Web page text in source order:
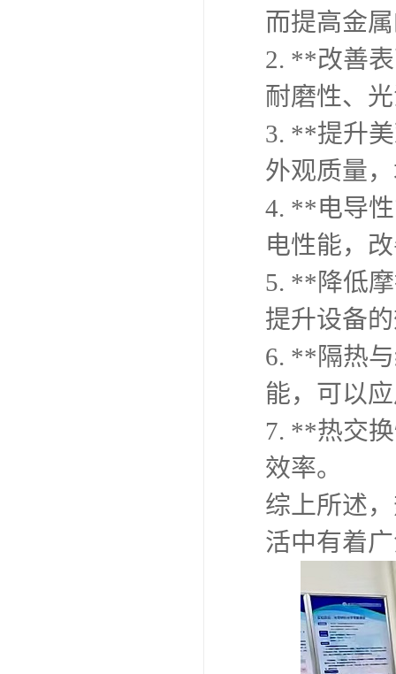
而提高金
2. **改善
耐磨性、
3. **提升
外观质量
4. **电导
电性能，
5. **降低
提升设备
6. **隔热
能，可以
7. **热交
效率。
综上所述
活中有着